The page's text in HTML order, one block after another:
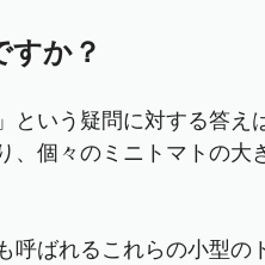
すか？
という疑問に対する答
、個々のミニトマトの大
呼ばれるこれらの小型の